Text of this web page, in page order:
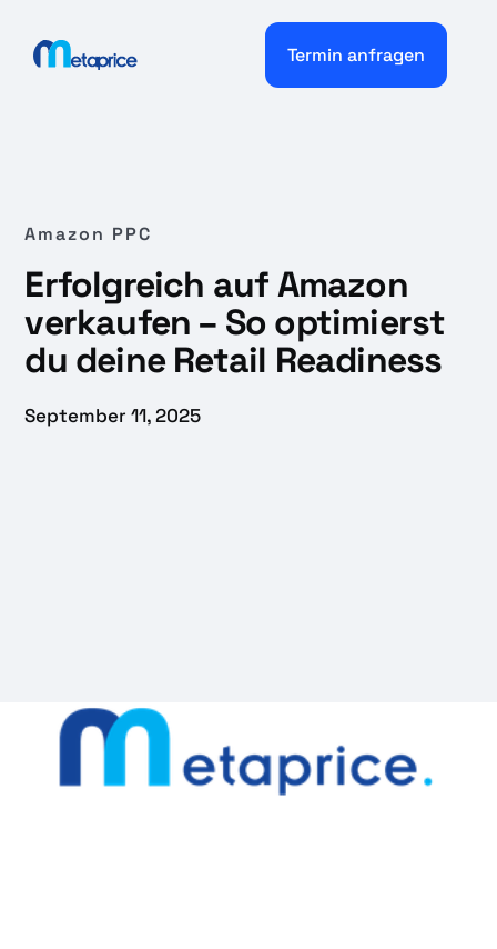
Termin anfragen
Amazon PPC
Erfolgreich auf Amazon
verkaufen – So optimierst
du deine Retail Readiness
September 11, 2025